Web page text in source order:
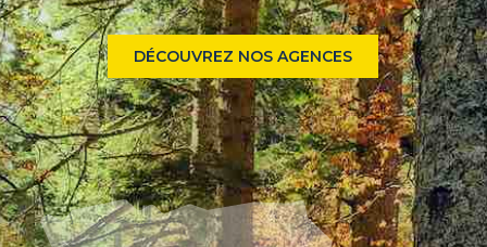
DÉCOUVREZ NOS AGENCES